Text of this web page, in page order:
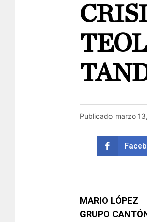
Publicado marzo
MARIO LÓPEZ
GRUPO